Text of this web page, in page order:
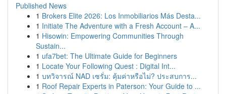
Published News
1 Brokers Elite 2026: Los Inmobiliarios Más Desta...
1 Initiate The Adventure with a Fresh Account – A...
1 Hisowin: Empowering Communities Through
Sustain...
1 ufa7bet: The Ultimate Guide for Beginners
1 Locate Your Following Quest : Digital Int...
1 บทวิจารณ์ NAD เซรั่ม: คุ้มค่าหรือไม่? ประสบการ...
1 Roof Repair Experts in Paterson: Your Guide to ...